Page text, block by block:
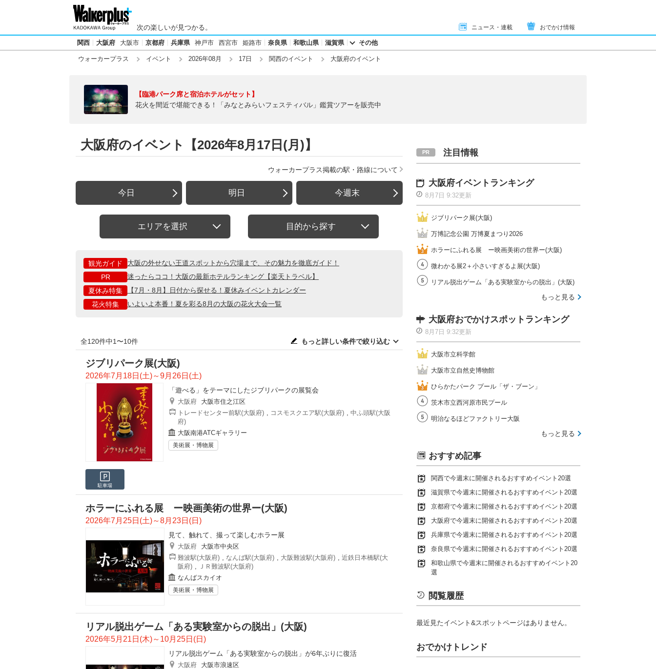
次の楽しいが見つかる。 ニュース・連載 おでかけ情報
関西 大阪府 大阪市 京都府 兵庫県 神戸市 西宮市 姫路市 奈良県 和歌山県 滋賀県 その他
ウォーカープラス イベント 2026年08月 17日 関西のイベント 大阪府のイベント
【臨港パーク席と宿泊ホテルがセット】
花火を間近で堪能できる！「みなとみらいフェスティバル」鑑賞ツアーを販売中
大阪府のイベント【2026年8月17日(月)】
ウォーカープラス掲載の駅・路線について
今日 明日 今週末
エリアを選択 目的から探す
観光ガイド
大阪の外せない王道スポットから穴場まで、その魅力を徹底ガイド！
PR
迷ったらココ！大阪の最新ホテルランキング【楽天トラベル】
夏休み特集
【7月・8月】日付から探せる！夏休みイベントカレンダー
花火特集
いよいよ本番！夏を彩る8月の大阪の花火大会一覧
全120件中1〜10件 もっと詳しい条件で絞り込む
ジブリパーク展(大阪)
2026年7月18日(土)～9月26日(土)
「遊べる」をテーマにしたジブリパークの展覧会
大阪府
大阪市住之江区
トレードセンター前駅(大阪府) , コスモスクエア駅(大阪府) , 中ふ頭駅(大阪
府)
大阪南港ATCギャラリー
美術展・博物展
駐車場
ホラーにふれる展 ー映画美術の世界ー(大阪)
2026年7月25日(土)～8月23日(日)
見て、触れて、撮って楽しむホラー展
大阪府
大阪市中央区
難波駅(大阪府) , なんば駅(大阪府) , 大阪難波駅(大阪府) , 近鉄日本橋駅(大
阪府) , ＪＲ難波駅(大阪府)
なんばスカイオ
美術展・博物展
リアル脱出ゲーム「ある実験室からの脱出」(大阪)
2026年5月21日(木)～10月25日(日)
リアル脱出ゲーム「ある実験室からの脱出」が6年ぶりに復活
大阪府
大阪市浪速区
注目情報
大阪府イベントランキング
8月7日 9:32更新
ジブリパーク展(大阪)
万博記念公園 万博夏まつり2026
ホラーにふれる展 ー映画美術の世界ー(大阪)
微わかる展2＋小さいすぎるよ展(大阪)
リアル脱出ゲーム「ある実験室からの脱出」(大阪)
もっと見る
大阪府おでかけスポットランキング
8月7日 9:32更新
大阪市立科学館
大阪市立自然史博物館
ひらかたパーク プール「ザ・ブーン」
茨木市立西河原市民プール
明治なるほどファクトリー大阪
もっと見る
おすすめ記事
関西で今週末に開催されるおすすめイベント20選
滋賀県で今週末に開催されるおすすめイベント20選
京都府で今週末に開催されるおすすめイベント20選
大阪府で今週末に開催されるおすすめイベント20選
兵庫県で今週末に開催されるおすすめイベント20選
奈良県で今週末に開催されるおすすめイベント20選
和歌山県で今週末に開催されるおすすめイベント20
選
閲覧履歴
最近見たイベント&スポットページはありません。
おでかけトレンド